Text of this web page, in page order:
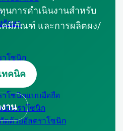
รักษา
าโซนิก
โซนิก
าโซนิกแบบมือถือ
อัลตราโซนิก
ดด้วยอัลตราโซนิก
การดำเนินงานสำหรับ
คมีภัณฑ์ และการผลิตผง/
ทคนิค
าน